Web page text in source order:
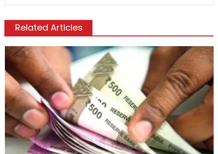
Related Articles